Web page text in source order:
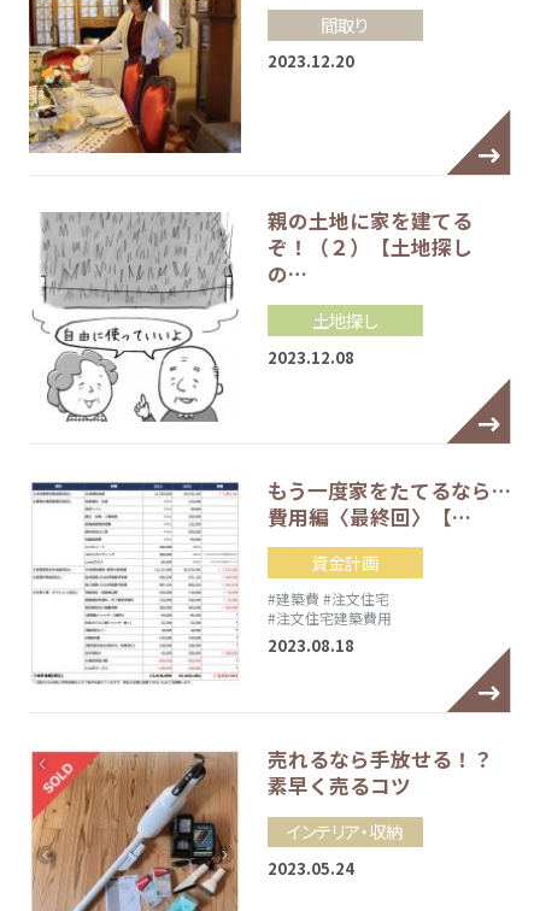
間取り
2023.12.20
親の土地に家を建てる
ぞ！（２）【土地探し
の…
土地探し
2023.12.08
もう一度家をたてるなら…
費用編〈最終回〉【…
資金計画
#建築費 #注文住宅
#注文住宅建築費用
2023.08.18
売れるなら手放せる！？
素早く売るコツ
インテリア・収納
2023.05.24